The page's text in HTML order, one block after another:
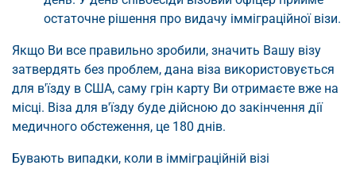
остаточне рішення про видачу імміграційної візи.
Якщо Ви все правильно зробили, значить Вашу візу
затвердять без проблем, дана віза використовується
для в'їзду в США, саму грін карту Ви отримаєте вже на
місці. Віза для в'їзду буде дійсною до закінчення дії
медичного обстеження, це 180 днів.
Бувають випадки, коли в імміграційній візі